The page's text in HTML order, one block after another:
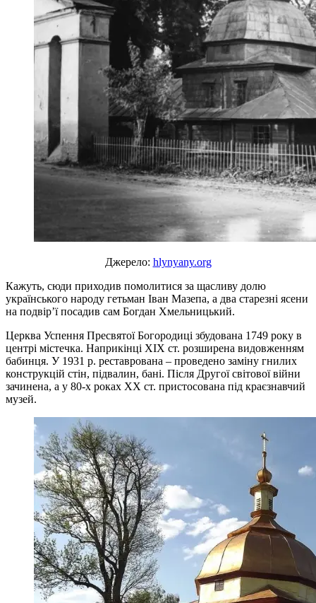
Джерело: hlynyany.org
Кажуть, сюди приходив помолитися за щасливу долю
українського народу гетьман Іван Мазепа, а два старезні ясени
на подвір’ї посадив сам Богдан Хмельницький.
Церква Успення Пресвятої Богородиці збудована 1749 року в
центрі містечка. Наприкінці XIX ст. розширена видовженням
бабинця. У 1931 р. реставрована – проведено заміну гнилих
конструкцій стін, підвалин, бані. Після Другої світової війни
зачинена, а у 80-х роках XX ст. пристосована під краєзнавчий
музей.